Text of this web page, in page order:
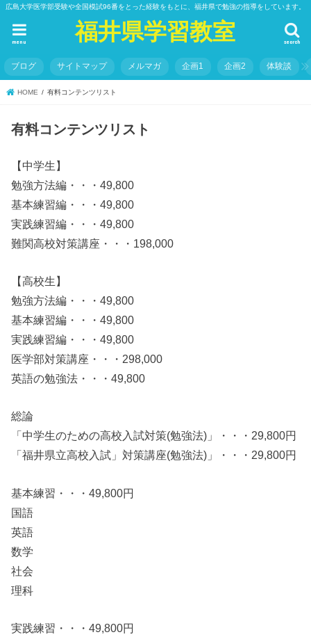
広島大学医学部受験や全国模試96番をとった経験をもとに、福井県で勉強の指導をしています。
福井県学習教室 search
menu
ブログ サイトマップ メルマガ 企画1 企画2 体験談
HOME 有料コンテンツリスト
有料コンテンツリスト
【中学生】
勉強方法編・・・49,800
基本練習編・・・49,800
実践練習編・・・49,800
難関高校対策講座・・・198,000
【高校生】
勉強方法編・・・49,800
基本練習編・・・49,800
実践練習編・・・49,800
医学部対策講座・・・298,000
英語の勉強法・・・49,800
総論
「中学生のための高校入試対策(勉強法)」・・・29,800円
「福井県立高校入試」対策講座(勉強法)」・・・29,800円
基本練習・・・49,800円
国語
英語
数学
社会
理科
実践練習・・・49,800円